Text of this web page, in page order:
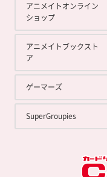
アニメイトオンライン
ショップ
アニメイトブックスト
ア
ゲーマーズ
SuperGroupies